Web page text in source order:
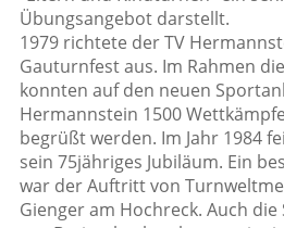
Übungsangebot darstellt.
1979 richtete der TV
Gauturnfest aus. Im Rahmen
konnten auf den neuen
Hermannstein 1500
begrüßt werden. Im Jahr 1984
sein 75jähriges Jubiläum. Ein
war der Auftritt von
Gienger am Hochreck. Auch die